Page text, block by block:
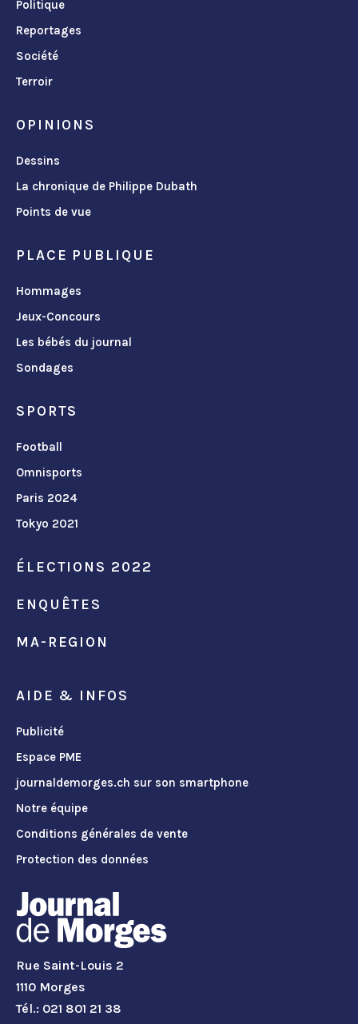
Politique
Reportages
Société
Terroir
OPINIONS
Dessins
La chronique de Philippe Dubath
Points de vue
PLACE PUBLIQUE
Hommages
Jeux-Concours
Les bébés du journal
Sondages
SPORTS
Football
Omnisports
Paris 2024
Tokyo 2021
ÉLECTIONS 2022
ENQUÊTES
MA-REGION
AIDE & INFOS
Publicité
Espace PME
journaldemorges.ch sur son smartphone
Notre équipe
Conditions générales de vente
Protection des données
Rue Saint-Louis 2
1110 Morges
Tél.: 021 801 21 38